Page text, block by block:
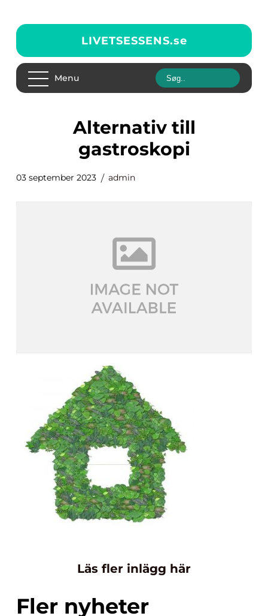
LIVETSESSENS.se
Menu
alternativ till
gastroskopi
03 september 2023 admin
Läs fler inlägg här
Fler nyheter